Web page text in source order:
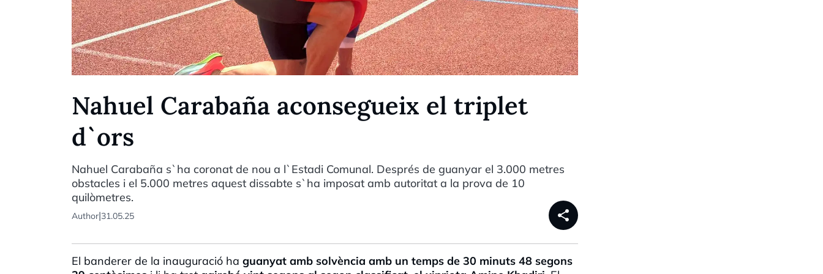
Nahuel Carabaña aconsegueix el triplet
d`ors
Nahuel Carabaña s`ha coronat de nou a l`Estadi Comunal. Després de guanyar el 3.000 metres
obstacles i el 5.000 metres aquest dissabte s`ha imposat amb autoritat a la prova de 10
quilòmetres.
Author|31.05.25 share
El banderer de la inauguració ha guanyat amb solvència amb un temps de 30 minuts 48 segons